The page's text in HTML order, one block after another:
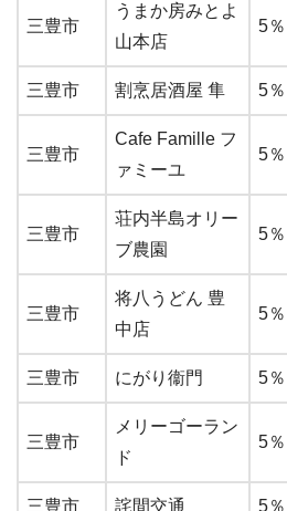
三豊市
うまか房みとよ
山本店
5％
三豊市 割烹居酒屋 隼 5％
三豊市
Cafe Famille フ
ァミーユ
5％
三豊市
荘内半島オリー
ブ農園
5％
三豊市
将八うどん 豊
中店
5％
三豊市 にがり衞門 5％
三豊市
メリーゴーラン
ド
5％
三豊市 詫間交通 5％